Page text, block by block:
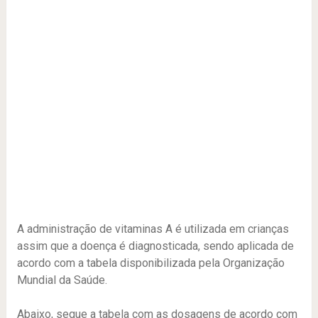
A administração de vitaminas A é utilizada em crianças
assim que a doença é diagnosticada, sendo aplicada de
acordo com a tabela disponibilizada pela Organização
Mundial da Saúde.
Abaixo, segue a tabela com as dosagens de acordo com